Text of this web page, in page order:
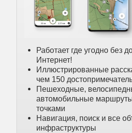
Работает где угодно без
Интернет!
Иллюстрированные
чем 150
Пешеходные,
автомобильные
точками
Навигация, поиск и все
инфраструктуры